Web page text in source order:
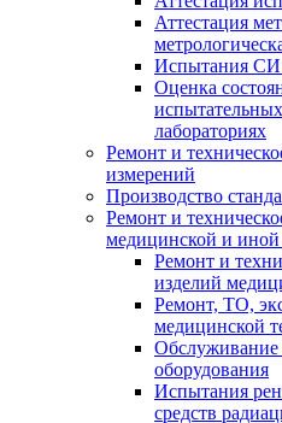
Аттестация
Испытания СИ
Оценка
лабораториях
Ремонт и
измерений
Производство
Ремонт и
медицинской и иной
Ремонт и
изделий
Ремонт, ТО,
медицинской
Обслуживание
оборудования
Испытания
средств